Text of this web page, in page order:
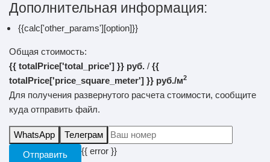
Дополнительная информация:
{{calc['other_params'][option]}}
Общая стоимость:
{{ totalPrice['total_price'] }} руб. / {{
totalPrice['price_square_meter'] }} руб./м2
Для получения развернутого расчета стоимости, сообщите
куда отправить файл.
WhatsApp
Телеграм
Отправить
{{ error }}